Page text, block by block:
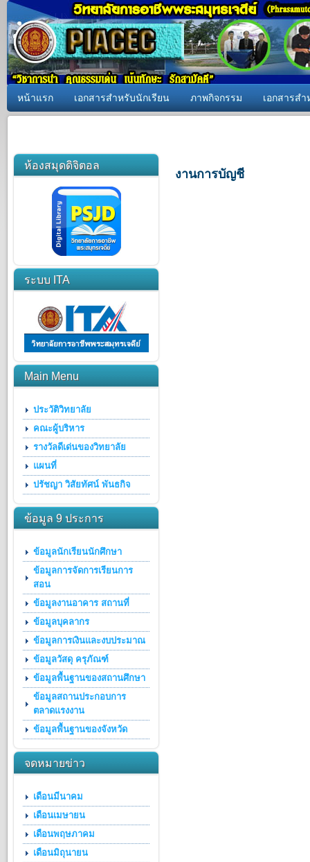
หน้าแรก เอกสารสำหรับนักเรียน ภาพกิจกรรม เอกสารส
ห้องสมุดดิจิตอล
ระบบ ITA
Main Menu
ประวัติวิทยาลัย
คณะผู้บริหาร
รางวัลดีเด่นของวิทยาลัย
แผนที่
ปรัชญา วิสัยทัศน์ พันธกิจ
ข้อมูล 9 ประการ
ข้อมูลนักเรียนนักศึกษา
ข้อมูลการจัดการเรียนการ
สอน
ข้อมูลงานอาคาร สถานที่
ข้อมูลบุคลากร
ข้อมูลการเงินและงบประมาณ
ข้อมูลวัสดุ ครุภัณฑ์
ข้อมูลพื้นฐานของสถานศึกษา
ข้อมูลสถานประกอบการ
ตลาดแรงงาน
ข้อมูลพื้นฐานของจังหวัด
จดหมายข่าว
เดือนมีนาคม
เดือนเมษายน
เดือนพฤษภาคม
เดือนมิถุนายน
งานการบัญชี